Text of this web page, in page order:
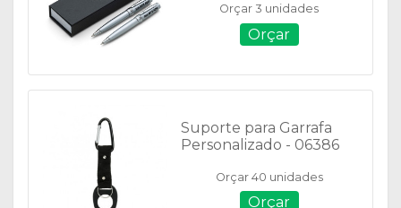
Orçar 3 unidades
Orçar
Suporte para Garrafa
Personalizado - 06386
Orçar 40 unidades
Orçar